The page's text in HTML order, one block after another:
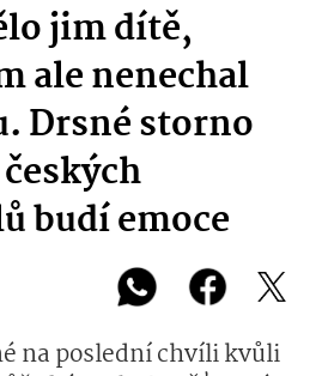
jim dítě,
ale nenechal
Drsné storno
budí emoce
na poslední chvíli kvůli